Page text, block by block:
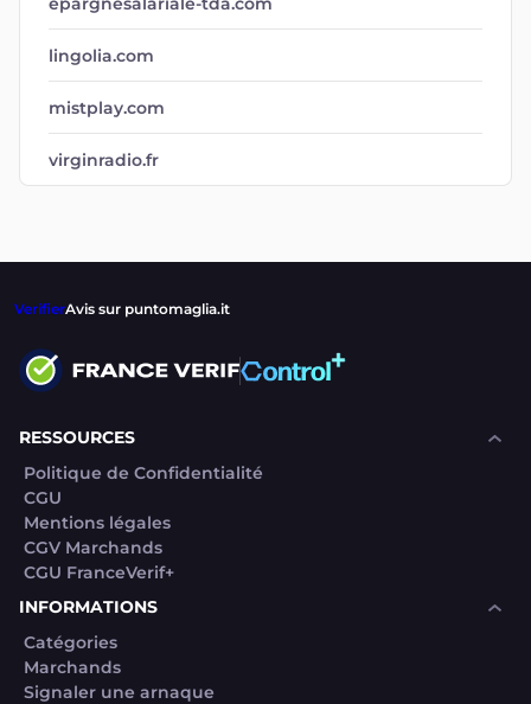
lingolia.com
mistplay.com
virginradio.fr
VerifierAvis sur puntomaglia.it
RESSOURCES
Politique de Confidentialité
CGU
Mentions légales
CGV Marchands
CGU FranceVerif+
INFORMATIONS
Catégories
Marchands
Signaler une arnaque